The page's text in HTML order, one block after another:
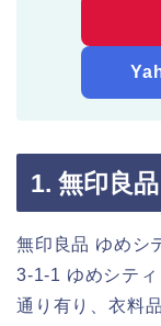
1. 無印良
無印良品 ゆめシ
3-1-1 ゆめシテ
通り有り、衣料